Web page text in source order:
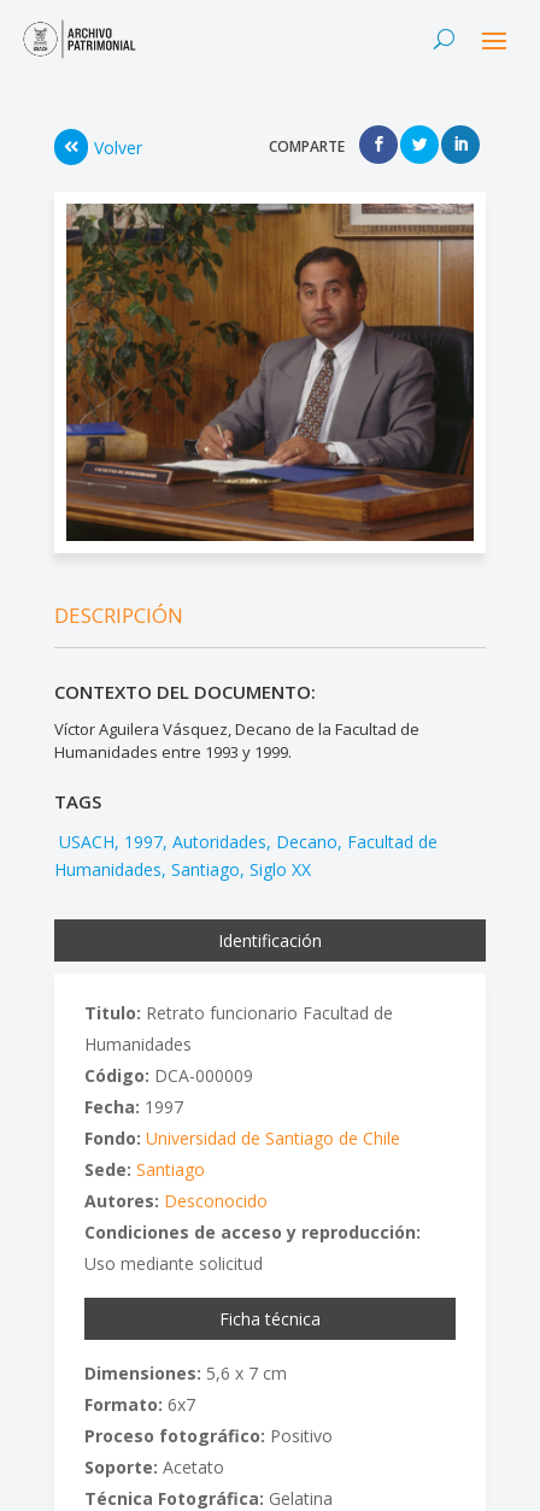
Volver COMPARTE
DESCRIPCIÓN
CONTEXTO DEL DOCUMENTO:
Víctor Aguilera Vásquez, Decano de la Facultad de
Humanidades entre 1993 y 1999.
TAGS
USACH 1997 Autoridades Decano Facultad de
Humanidades Santiago Siglo XX
Identificación
Titulo: Retrato funcionario Facultad de
Humanidades
Código: DCA-000009
Fecha: 1997
Fondo: Universidad de Santiago de Chile
Sede: Santiago
Autores: Desconocido
Condiciones de acceso y reproducción:
Uso mediante solicitud
Ficha técnica
Dimensiones: 5,6 x 7 cm
Formato: 6x7
Proceso fotográfico: Positivo
Soporte: Acetato
Técnica Fotográfica: Gelatina